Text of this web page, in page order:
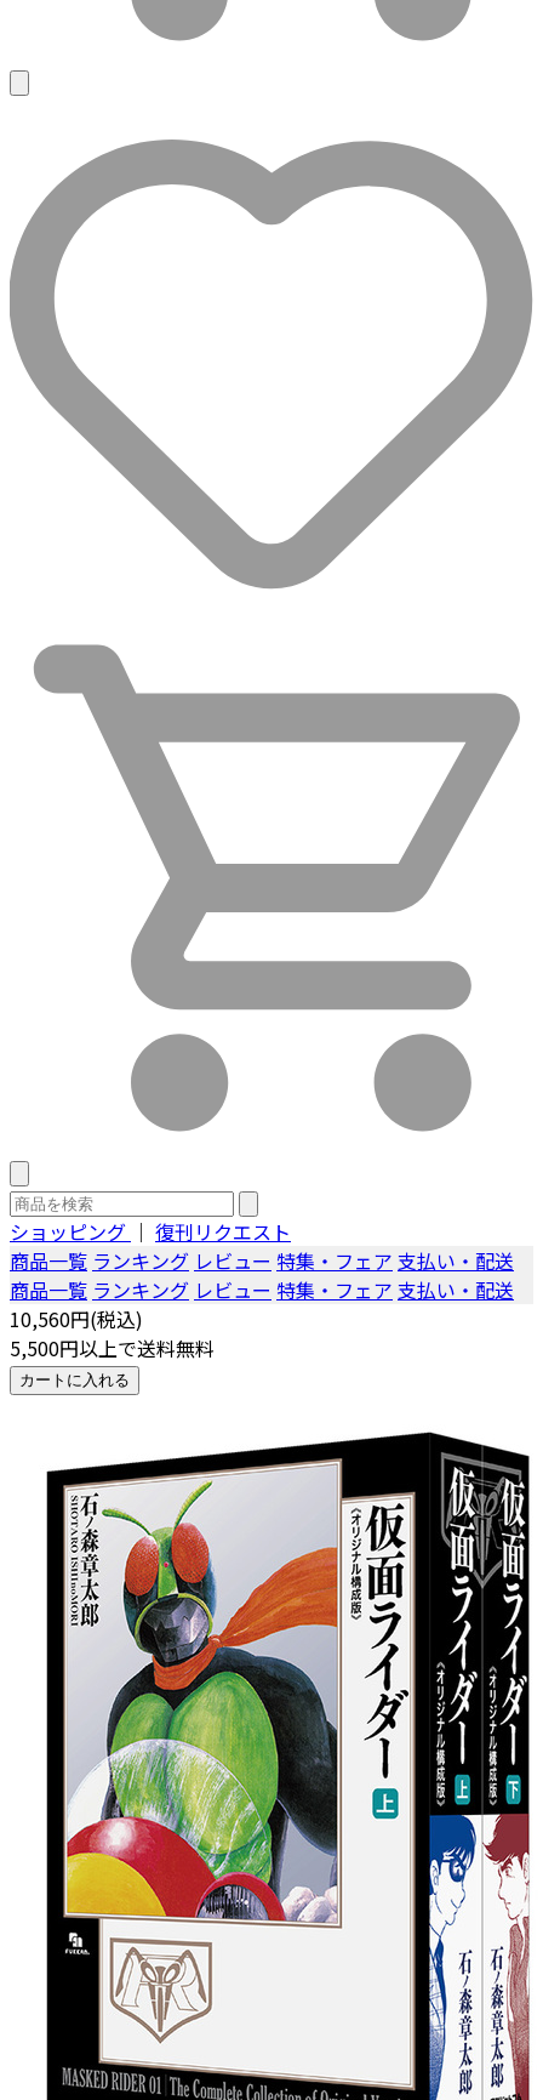
ショッピング ｜ 復刊リクエスト
商品一覧 ランキング レビュー 特集・フェア 支払い・配送
商品一覧 ランキング レビュー 特集・フェア 支払い・配送
10,560円(税込)
5,500円以上で送料無料
カートに入れる